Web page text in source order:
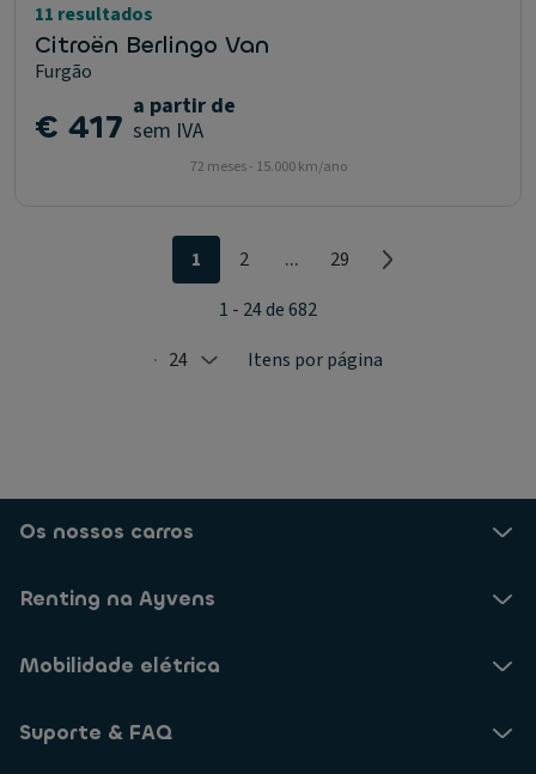
11 resultados
Citroën Berlingo Van
Furgão
€ 417 a partir de
sem IVA
72 meses - 15.000 km/ano
Selected: 24
24 Itens por página
1 2 ...
29
1 - 24 de 682
Os nossos carros
Renting na Ayvens
Mobilidade elétrica
Suporte & FAQ